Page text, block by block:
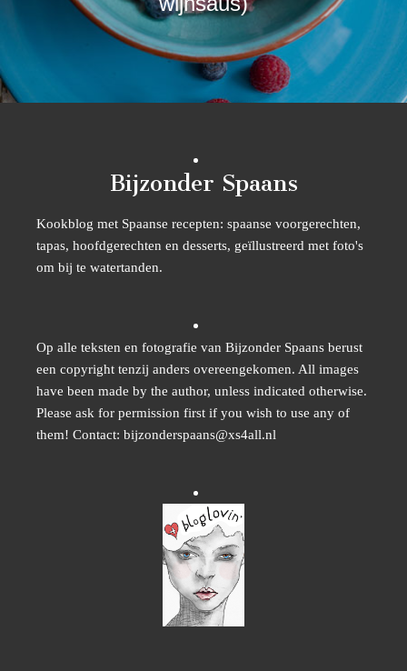
Bijzonder Spaans
Kookblog met Spaanse recepten: spaanse voorgerechten,
tapas, hoofdgerechten en desserts, geïllustreerd met foto's
om bij te watertanden.
Op alle teksten en fotografie van Bijzonder Spaans berust
een copyright tenzij anders overeengekomen. All images
have been made by the author, unless indicated otherwise.
Please ask for permission first if you wish to use any of
them! Contact: bijzonderspaans@xs4all.nl